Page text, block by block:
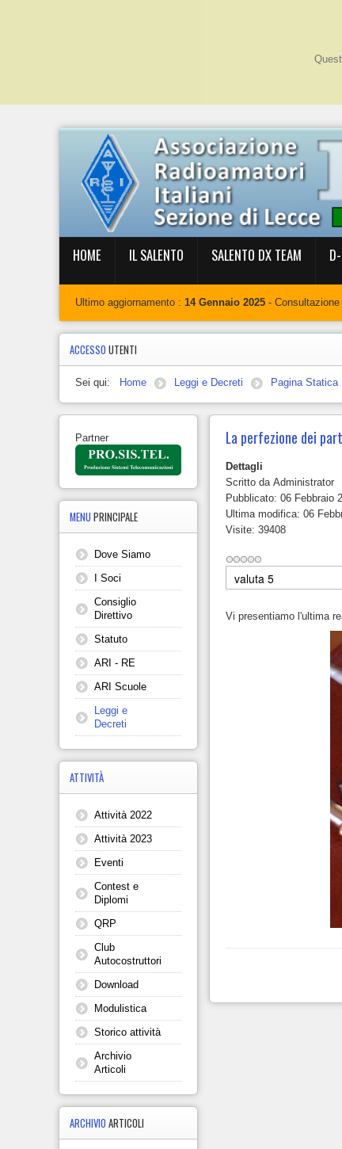
HOME IL SALENTO SALENTO DX TEAM
Ultimo aggiornamento :14 Gennaio 2025 -
ACCESSOUTENTI
Sei qui: Home Leggi e Decreti Pagina Statica
La perfezione dei
Dettagli
Scritto daAdministrator
Pubblicato: 06 Febbraio
Ultima modifica: 06
Visite: 39408
Valuta
Vi presentiamo l'ultima
Partner
MENUPRINCIPALE
Dove Siamo
I Soci
Consiglio
Direttivo
Statuto
ARI - RE
ARI Scuole
Leggi e
Decreti
ATTIVITÀ
Attività 2022
Attività 2023
Eventi
Contest e
Diplomi
QRP
Club
Autocostruttori
Download
Modulistica
Storico attività
Archivio
Articoli
ARCHIVIOARTICOLI